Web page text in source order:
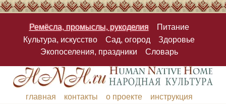
Ремёсла, промыслы, рукоделия
Питание
Культура, искусство
Сад, огород
Здоровье
Экопоселения, праздники
Словарь
главная контакты о проекте инструкция